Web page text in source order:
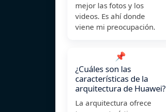
mejor las fotos y los
videos. Es ahí donde
viene mi preocupación.
📌
¿Cuáles son las
características de la
arquitectura de Huawei?
La arquitectura ofrece